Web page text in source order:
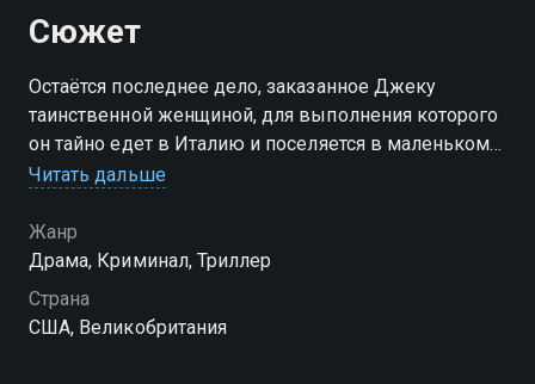
Сюжет
Остаётся последнее дело, заказанное Джеку
таинственной женщиной, для выполнения которого
он тайно едет в Италию и поселяется в маленьком
городке, затерявшемся в живописных горах. Джек
в красавицу Клару
Читать дальше
Жанр
Драма, Криминал, Триллер
Страна
США, Великобритания